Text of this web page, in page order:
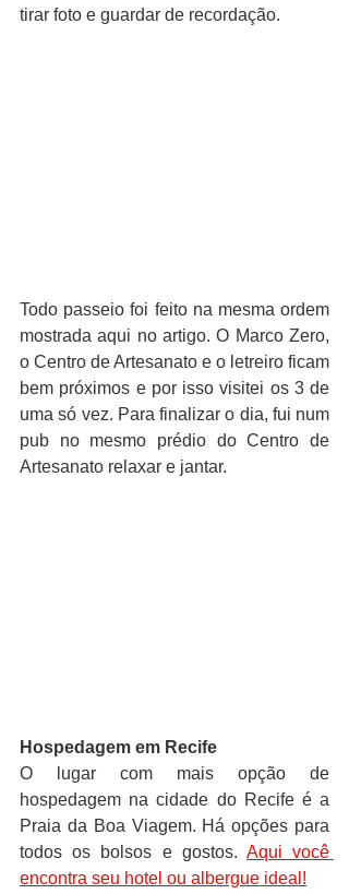
tirar foto e guardar de recordação.
Todo passeio foi feito na mesma ordem
mostrada aqui no artigo. O Marco Zero,
o Centro de Artesanato e o letreiro ficam
bem próximos e por isso visitei os 3 de
uma só vez. Para finalizar o dia, fui num
pub no mesmo prédio do Centro de
Artesanato relaxar e jantar.
Hospedagem em Recife
O lugar com mais opção de
hospedagem na cidade do Recife é a
Praia da Boa Viagem. Há opções para
todos os bolsos e gostos. Aqui você
encontra seu hotel ou albergue ideal!